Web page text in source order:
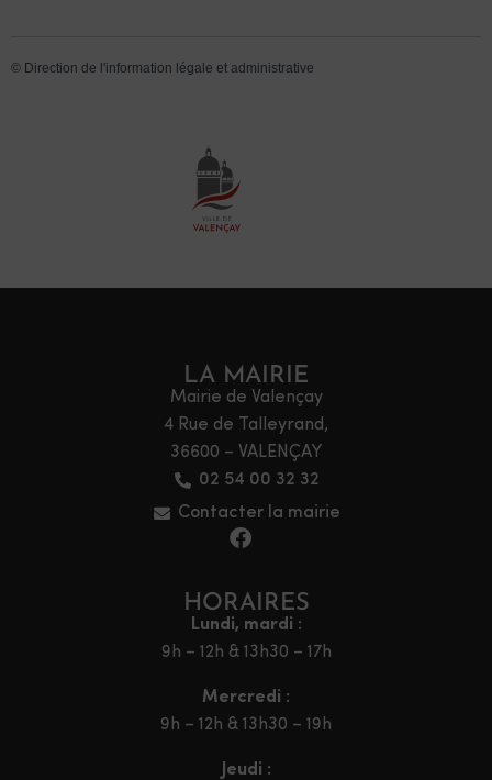
© Direction de l'information légale et administrative
LA MAIRIE
Mairie de Valençay
4 Rue de Talleyrand,
36600 – VALENÇAY
02 54 00 32 32
Contacter la mairie
HORAIRES
Lundi, mardi :
9h – 12h & 13h30 – 17h
Mercredi :
9h – 12h & 13h30 – 19h
Jeudi :